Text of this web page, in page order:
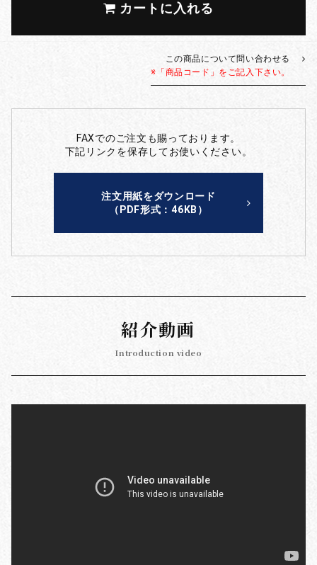
カートに入れる
この商品について問い合わせる
※「商品コード」をご記入下さい。
FAXでのご注文も賜っております。
下記リンクを保存してお使いください。
注文用紙をダウンロード
（PDF形式：46KB）
紹介動画
Introduction video